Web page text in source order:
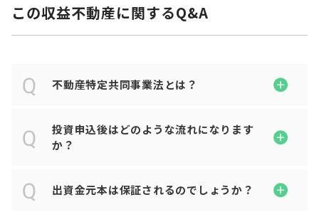
この収益不動産に関するQ&A
不動産特定共同事業法とは？
投資申込後はどのような流れになります
か？
出資金元本は保証されるのでしょうか？